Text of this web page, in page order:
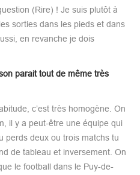
(Rire) ! Je suis plutôt à
sorties dans les pieds et dans
en revanche je dois
parait tout de même très
c’est très homogène. On
il y a peut-être une équipe qui
perds deux ou trois matchs tu
de tableau et inversement. On
le football dans le Puy-de-